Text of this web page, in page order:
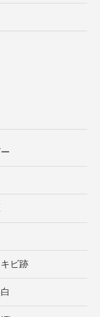
ビ跡